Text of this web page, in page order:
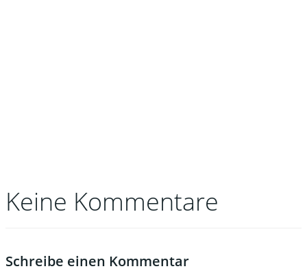
Keine Kommentare
Schreibe einen Kommentar